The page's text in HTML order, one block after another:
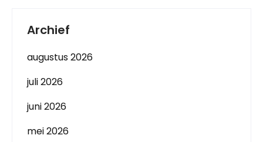
Archief
augustus 2026
juli 2026
juni 2026
mei 2026